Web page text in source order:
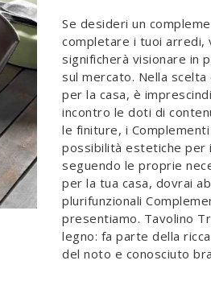
Se desideri un
completare i tuoi arredi,
significherà visionare in
sul mercato. Nella
per la casa, è
incontro le doti di
le finiture, i
possibilità estetiche per
seguendo le proprie
per la tua casa, dovrai
plurifunzionali
presentiamo. Tavolino
legno: fa parte della
del noto e conosciuto